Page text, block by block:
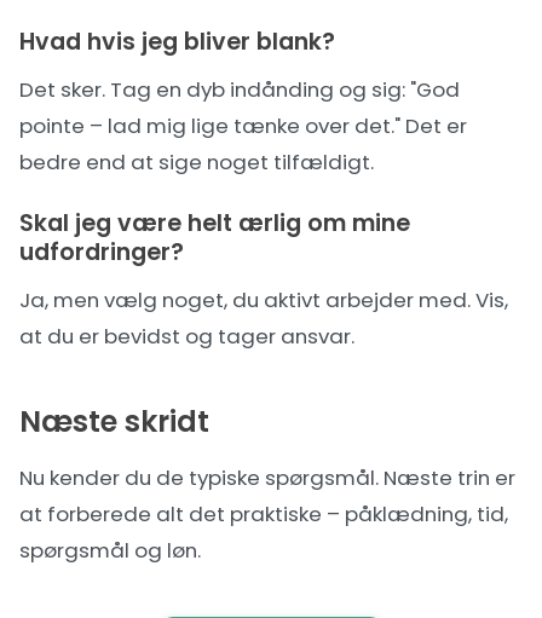
Hvad hvis jeg bliver blank?
Det sker. Tag en dyb indånding og sig: "God
pointe – lad mig lige tænke over det." Det er
bedre end at sige noget tilfældigt.
Skal jeg være helt ærlig om mine
udfordringer?
Ja, men vælg noget, du aktivt arbejder med. Vis,
at du er bevidst og tager ansvar.
Næste skridt
Nu kender du de typiske spørgsmål. Næste trin er
at forberede alt det praktiske – påklædning, tid,
spørgsmål og løn.